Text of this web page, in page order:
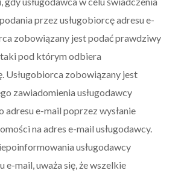
przez usługobiorcę adresu e-
zobowiązany jest podać prawdziwy
pod którym odbiera
Usługobiorca zobowiązany jest
zawiadomienia usługodawcy
adresu e-mail poprzez wysłanie
na adres e-mail usługodawcy.
usługodawcy
e-mail, uważa się, że wszelkie